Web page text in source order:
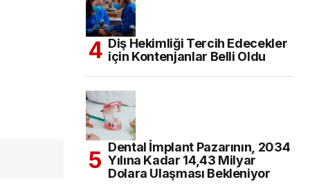
Diş Hekimliği Tercih Edecekler
için Kontenjanlar Belli Oldu
Dental İmplant Pazarının, 2034
Yılına Kadar 14,43 Milyar
Dolara Ulaşması Bekleniyor